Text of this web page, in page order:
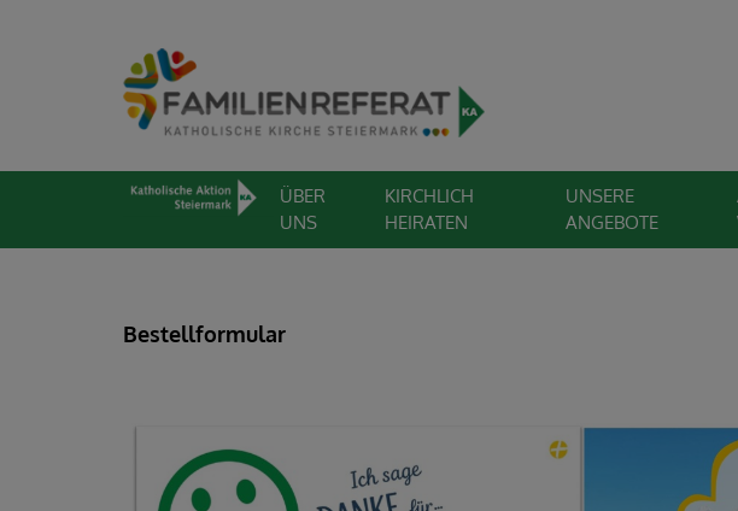
ÜBER
UNS
KIRCHLICH
HEIRATEN
UNSERE
ANGEBOTE
Bestellformular